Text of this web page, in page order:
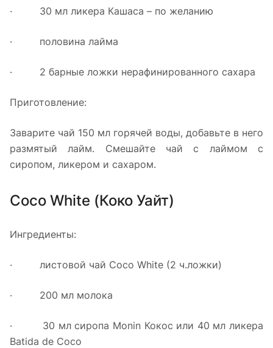
· 30 мл ликера Кашаса – по желанию
· половина лайма
· 2 барные ложки нерафинированного сахара
Приготовление:
Заварите чай 150 мл горячей воды, добавьте в него
размятый лайм. Смешайте чай с лаймом с
сиропом, ликером и сахаром.
Coco White (Коко Уайт)
Ингредиенты:
· листовой чай Coco White (2 ч.ложки)
· 200 мл молока
· 30 мл сиропа Monin Кокос или 40 мл ликера
Batida de Coco